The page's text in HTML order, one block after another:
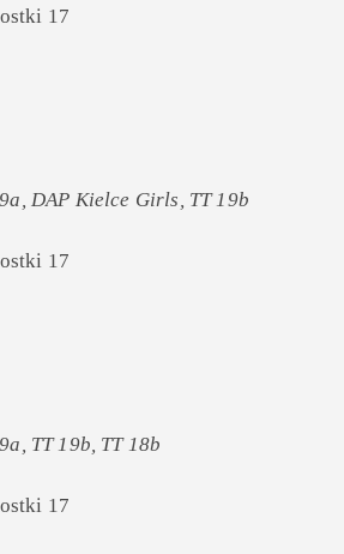
17
DAP Kielce Girls, TT 19b
17
TT 19b, TT 18b
17